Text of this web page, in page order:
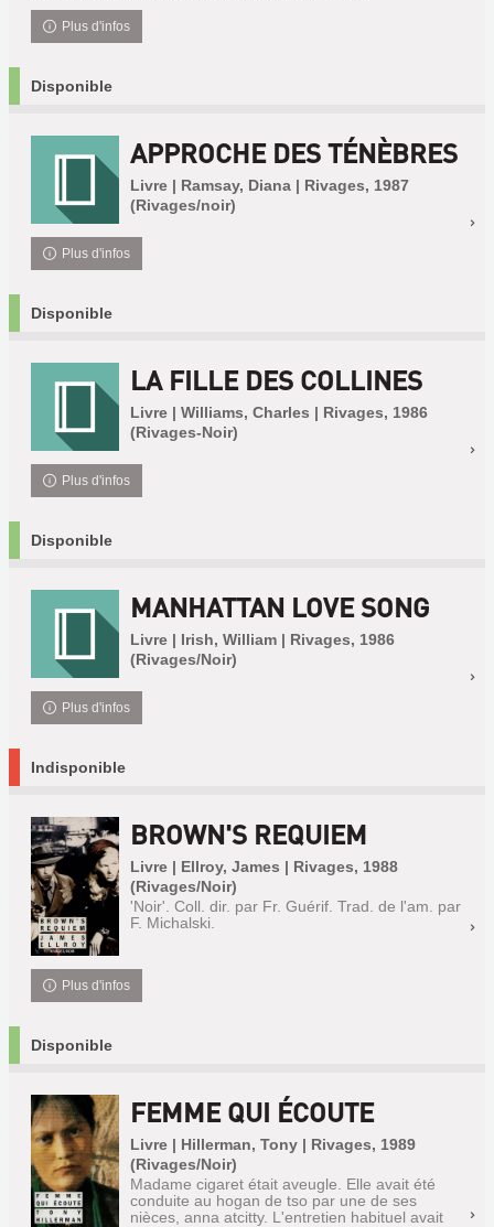
Plus d'infos
Disponible
APPROCHE DES TÉNÈBRES
Livre | Ramsay, Diana | Rivages, 1987
(Rivages/noir)
Plus d'infos
Disponible
LA FILLE DES COLLINES
Livre | Williams, Charles | Rivages, 1986
(Rivages-Noir)
Plus d'infos
Disponible
MANHATTAN LOVE SONG
Livre | Irish, William | Rivages, 1986
(Rivages/Noir)
Plus d'infos
Indisponible
BROWN'S REQUIEM
Livre | Ellroy, James | Rivages, 1988
(Rivages/Noir)
'Noir'. Coll. dir. par Fr. Guérif. Trad. de l'am. par
F. Michalski.
Plus d'infos
Disponible
FEMME QUI ÉCOUTE
Livre | Hillerman, Tony | Rivages, 1989
(Rivages/Noir)
Madame cigaret était aveugle. Elle avait été
conduite au hogan de tso par une de ses
nièces, anna atcitty. L'entretien habituel avait